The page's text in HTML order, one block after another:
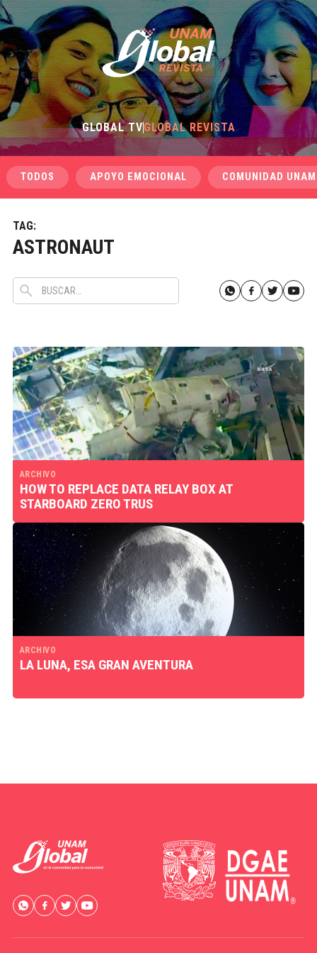
GLOBAL TVGLOBAL REVISTA
TODOS APOYO EMOCIONAL COMUNIDAD UNAM
TAG:
ASTRONAUT
ARCHIVO
HOW TO REPLACE DATA RELAY BOX AT
STARBOARD ZERO TRUS
ARCHIVO
LA LUNA, ESA GRAN AVENTURA